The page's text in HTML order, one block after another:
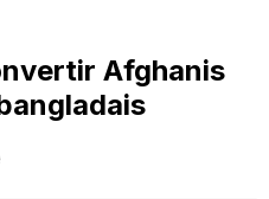
Afghanis